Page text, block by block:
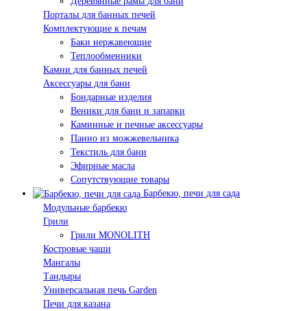
Порталы для банных печей
Комплектующие к печам
Баки нержавеющие
Теплообменники
Камни для банных печей
Аксессуары для бани
Бондарные изделия
Веники для бани и запарки
Каминные и печные аксессуары
Панно из можжевельника
Текстиль для бани
Эфирные масла
Сопутствующие товары
Барбекю, печи для сада
Модульные барбекю
Грили
Грили MONOLITH
Костровые чаши
Мангалы
Тандыры
Универсальная печь Garden
Печи для казана